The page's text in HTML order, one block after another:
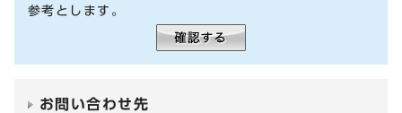
参考とします。
お問い合わせ先